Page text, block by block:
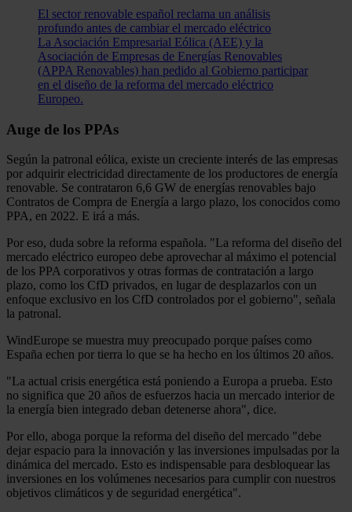
El sector renovable español reclama un análisis
profundo antes de cambiar el mercado eléctrico
La Asociación Empresarial Eólica (AEE) y la
Asociación de Empresas de Energías Renovables
(APPA Renovables) han pedido al Gobierno participar
en el diseño de la reforma del mercado eléctrico
Europeo.
Auge de los PPAs
Según la patronal eólica, existe un creciente interés de las empresas
por adquirir electricidad directamente de los productores de energía
renovable. Se contrataron 6,6 GW de energías renovables bajo
Contratos de Compra de Energía a largo plazo, los conocidos como
PPA, en 2022. E irá a más.
Por eso, duda sobre la reforma española. "La reforma del diseño del
mercado eléctrico europeo debe aprovechar al máximo el potencial
de los PPA corporativos y otras formas de contratación a largo
plazo, como los CfD privados, en lugar de desplazarlos con un
enfoque exclusivo en los CfD controlados por el gobierno", señala
la patronal.
WindEurope se muestra muy preocupado porque países como
España echen por tierra lo que se ha hecho en los últimos 20 años.
"La actual crisis energética está poniendo a Europa a prueba. Esto
no significa que 20 años de esfuerzos hacia un mercado interior de
la energía bien integrado deban detenerse ahora", dice.
Por ello, aboga porque la reforma del diseño del mercado "debe
dejar espacio para la innovación y las inversiones impulsadas por la
dinámica del mercado. Esto es indispensable para desbloquear las
inversiones en los volúmenes necesarios para cumplir con nuestros
objetivos climáticos y de seguridad energética".